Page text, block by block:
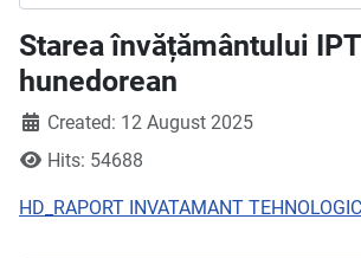
Starea învățământului IPT
hunedorean
Created: 12 August 2025
Hits: 54688
HD_RAPORT INVATAMANT